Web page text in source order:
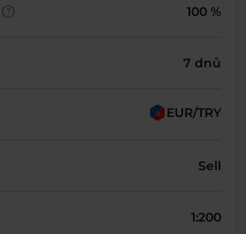
help 100 %
7 dnů
EUR/TRY
Sell
1:200